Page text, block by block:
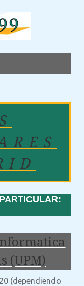
(UPM)
(dependiendo